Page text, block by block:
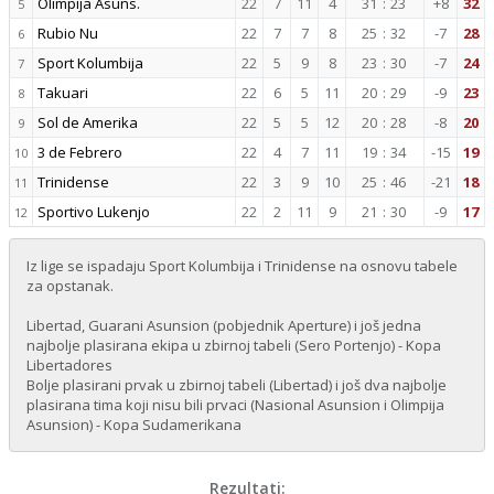
5
6 Rubio Nu 22 7 7 8 25 : 32 -7 28
7 Sport Kolumbija 22 5 9 8 23 : 30 -7 24
8 Takuari 22 6 5 11 20 : 29 -9 23
9 Sol de Amerika 22 5 5 12 20 : 28 -8 20
10 3 de Febrero 22 4 7 11 19 : 34 -15 19
11 Trinidense 22 3 9 10 25 : 46 -21 18
12 Sportivo Lukenjo 22 2 11 9 21 : 30 -9 17
Iz lige se ispadaju Sport Kolumbija i Trinidense na osnovu tabele
za opstanak.
Libertad, Guarani Asunsion (pobjednik Aperture) i još jedna
najbolje plasirana ekipa u zbirnoj tabeli (Sero Portenjo) - Kopa
Libertadores
Bolje plasirani prvak u zbirnoj tabeli (Libertad) i još dva najbolje
plasirana tima koji nisu bili prvaci (Nasional Asunsion i Olimpija
Asunsion) - Kopa Sudamerikana
Rezultati: